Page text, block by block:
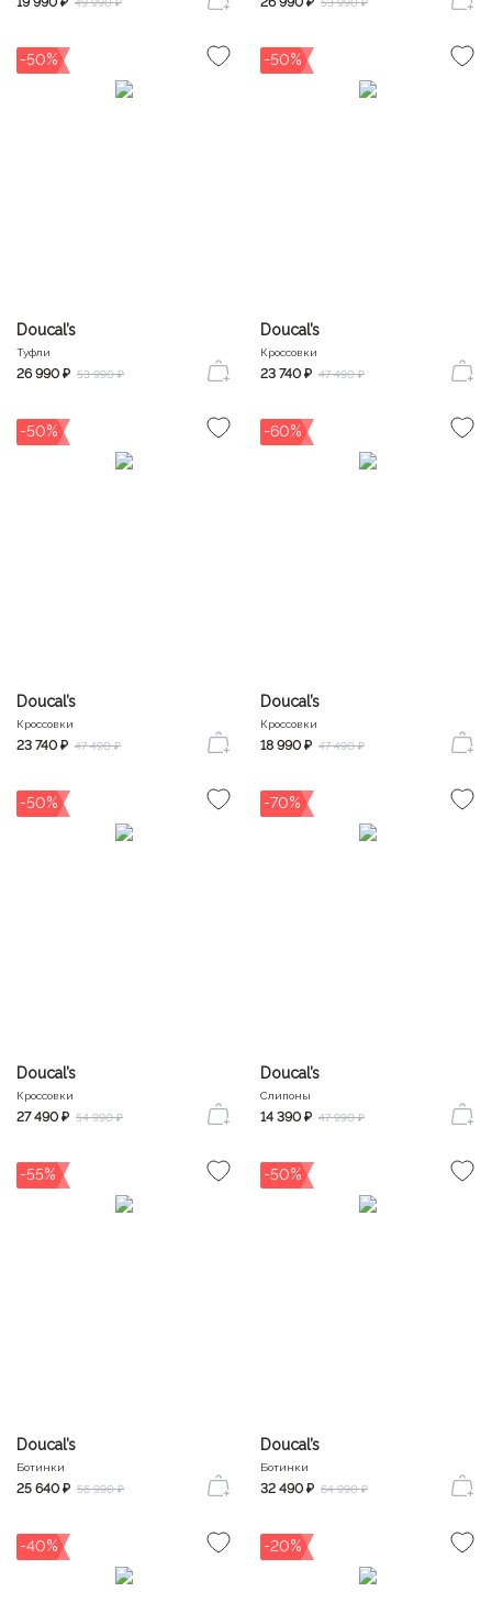
-50%
Doucal’s
Туфли
26 990 ₽ 53 990 ₽
-50%
Doucal’s
Кроссовки
23 740 ₽ 47 490 ₽
-50%
Doucal’s
Кроссовки
23 740 ₽ 47 490 ₽
-60%
Doucal’s
Кроссовки
18 990 ₽ 47 490 ₽
-50%
Doucal’s
Кроссовки
27 490 ₽ 54 990 ₽
-70%
Doucal’s
Слипоны
14 390 ₽ 47 990 ₽
-55%
Doucal’s
Ботинки
25 640 ₽ 56 990 ₽
-50%
Doucal’s
Ботинки
32 490 ₽ 64 990 ₽
-40% -20%